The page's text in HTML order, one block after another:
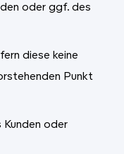
oder ggf. des
diese keine
Punkt
oder